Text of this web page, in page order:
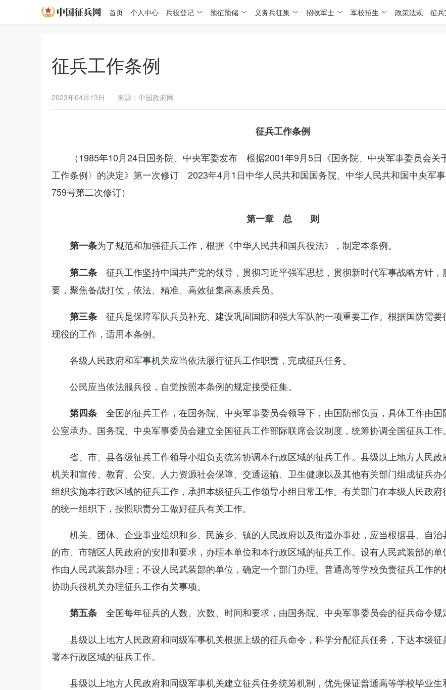
首页 个人中心 兵役登记 预征预储 义务兵征集 招收军士 军校招生 政策法规 征
征兵工作条例
2023年04月13日 来源：中国政府网
征兵工作条例
（1985年10月24日国务院、中央军委发布 根据2001年9月5日《国务院、中央军事委员会关
工作条例〉的决定》第一次修订 2023年4月1日中华人民共和国国务院、中华人民共和国中央军
759号第二次修订）
第一章 总 则
第一条为了规范和加强征兵工作，根据《中华人民共和国兵役法》，制定本条例。
第二条 征兵工作坚持中国共产党的领导，贯彻习近平强军思想，贯彻新时代军事战略方针，
要，聚焦备战打仗，依法、精准、高效征集高素质兵员。
第三条 征兵是保障军队兵员补充、建设巩固国防和强大军队的一项重要工作。根据国防需要
现役的工作，适用本条例。
各级人民政府和军事机关应当依法履行征兵工作职责，完成征兵任务。
公民应当依法服兵役，自觉按照本条例的规定接受征集。
第四条 全国的征兵工作，在国务院、中央军事委员会领导下，由国防部负责，具体工作由国
公室承办。国务院、中央军事委员会建立全国征兵工作部际联席会议制度，统筹协调全国征兵工作。
省、市、县各级征兵工作领导小组负责统筹协调本行政区域的征兵工作。县级以上地方人民政
机关和宣传、教育、公安、人力资源社会保障、交通运输、卫生健康以及其他有关部门组成征兵办
组织实施本行政区域的征兵工作，承担本级征兵工作领导小组日常工作。有关部门在本级人民政府
的统一组织下，按照职责分工做好征兵有关工作。
机关、团体、企业事业组织和乡、民族乡、镇的人民政府以及街道办事处，应当根据县、自治
的市、市辖区人民政府的安排和要求，办理本单位和本行政区域的征兵工作。设有人民武装部的单
作由人民武装部办理；不设人民武装部的单位，确定一个部门办理。普通高等学校负责征兵工作的
协助兵役机关办理征兵工作有关事项。
第五条 全国每年征兵的人数、次数、时间和要求，由国务院、中央军事委员会的征兵命令规
县级以上地方人民政府和同级军事机关根据上级的征兵命令，科学分配征兵任务，下达本级征
署本行政区域的征兵工作。
县级以上地方人民政府和同级军事机关建立征兵任务统筹机制，优先保证普通高等学校毕业生